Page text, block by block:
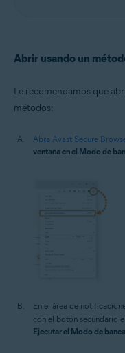
Abrir usando un
Le recomendamos que
métodos:
Abra Avast Secure
ventana en el Modo de
En el área de
con el botón secundario
Ejecutar el Modo de banca